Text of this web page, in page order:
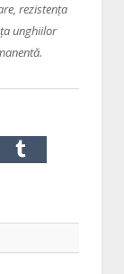
rezistenţa
unghiilor
Tumblr